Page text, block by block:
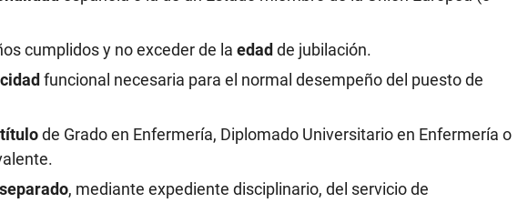
cumplidos y no exceder de la edad de jubilación.
funcional necesaria para el normal desempeño del puesto de
títulode Grado en Enfermería, Diplomado Universitario en Enfermería o
, mediante expediente disciplinario, del servicio de